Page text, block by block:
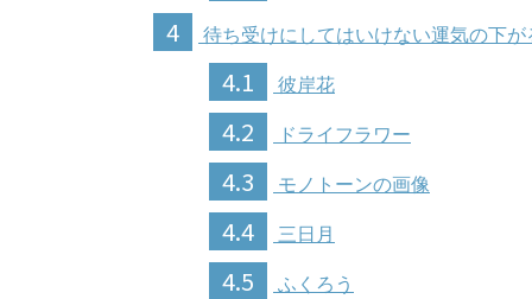
4 待ち受けにしてはいけない運気の下が
4.1 彼岸花
4.2 ドライフラワー
4.3 モノトーンの画像
4.4 三日月
4.5 ふくろう